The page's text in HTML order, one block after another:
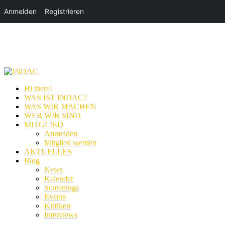
Anmelden Registrieren
Hi there!
WAS IST INDAC?
WAS WIR MACHEN
WER WIR SIND
MITGLIED
Anmelden
Mitglied werden
AKTUELLES
Blog
News
Kalender
Screenings
Events
Kritiken
Interviews